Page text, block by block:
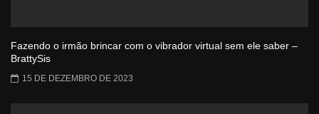
Fazendo o irmão brincar com o vibrador virtual sem ele saber –
BrattySis
15 DE DEZEMBRO DE 2023